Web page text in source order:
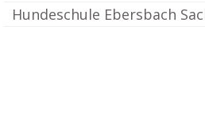
Hundeschule Ebersbach